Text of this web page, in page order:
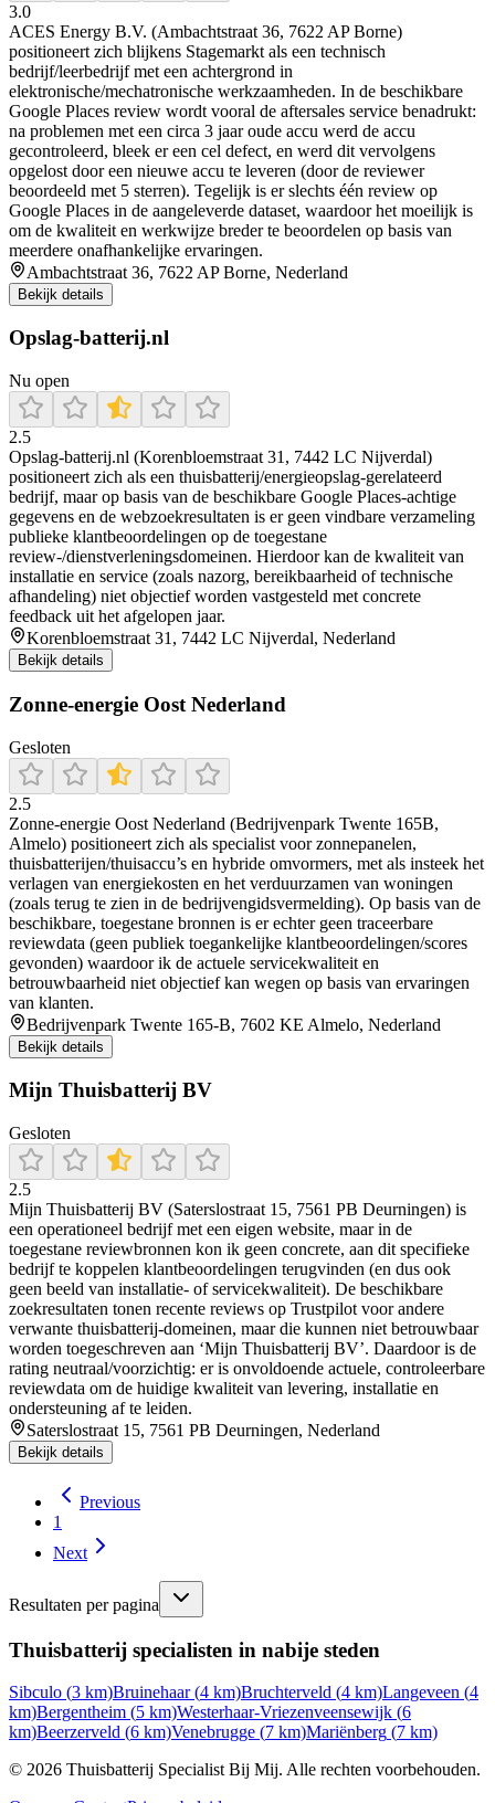
3.0
ACES Energy B.V. (Ambachtstraat 36, 7622 AP Borne)
positioneert zich blijkens Stagemarkt als een technisch
bedrijf/leerbedrijf met een achtergrond in
elektronische/mechatronische werkzaamheden. In de beschikbare
Google Places review wordt vooral de aftersales service benadrukt:
na problemen met een circa 3 jaar oude accu werd de accu
gecontroleerd, bleek er een cel defect, en werd dit vervolgens
opgelost door een nieuwe accu te leveren (door de reviewer
beoordeeld met 5 sterren). Tegelijk is er slechts één review op
Google Places in de aangeleverde dataset, waardoor het moeilijk is
om de kwaliteit en werkwijze breder te beoordelen op basis van
meerdere onafhankelijke ervaringen.
Ambachtstraat 36, 7622 AP Borne, Nederland
Bekijk details
Opslag-batterij.nl
Nu open
2.5
Opslag-batterij.nl (Korenbloemstraat 31, 7442 LC Nijverdal)
positioneert zich als een thuisbatterij/energieopslag-gerelateerd
bedrijf, maar op basis van de beschikbare Google Places-achtige
gegevens en de webzoekresultaten is er geen vindbare verzameling
publieke klantbeoordelingen op de toegestane
review-/dienstverleningsdomeinen. Hierdoor kan de kwaliteit van
installatie en service (zoals nazorg, bereikbaarheid of technische
afhandeling) niet objectief worden vastgesteld met concrete
feedback uit het afgelopen jaar.
Korenbloemstraat 31, 7442 LC Nijverdal, Nederland
Bekijk details
Zonne-energie Oost Nederland
Gesloten
2.5
Zonne-energie Oost Nederland (Bedrijvenpark Twente 165B,
Almelo) positioneert zich als specialist voor zonnepanelen,
thuisbatterijen/thuisaccu’s en hybride omvormers, met als insteek het
verlagen van energiekosten en het verduurzamen van woningen
(zoals terug te zien in de bedrijvengidsvermelding). Op basis van de
beschikbare, toegestane bronnen is er echter geen traceerbare
reviewdata (geen publiek toegankelijke klantbeoordelingen/scores
gevonden) waardoor ik de actuele servicekwaliteit en
betrouwbaarheid niet objectief kan wegen op basis van ervaringen
van klanten.
Bedrijvenpark Twente 165-B, 7602 KE Almelo, Nederland
Bekijk details
Mijn Thuisbatterij BV
Gesloten
2.5
Mijn Thuisbatterij BV (Saterslostraat 15, 7561 PB Deurningen) is
een operationeel bedrijf met een eigen website, maar in de
toegestane reviewbronnen kon ik geen concrete, aan dit specifieke
bedrijf te koppelen klantbeoordelingen terugvinden (en dus ook
geen beeld van installatie- of servicekwaliteit). De beschikbare
zoekresultaten tonen recente reviews op Trustpilot voor andere
verwante thuisbatterij-domeinen, maar die kunnen niet betrouwbaar
worden toegeschreven aan ‘Mijn Thuisbatterij BV’. Daardoor is de
rating neutraal/voorzichtig: er is onvoldoende actuele, controleerbare
reviewdata om de huidige kwaliteit van levering, installatie en
ondersteuning af te leiden.
Saterslostraat 15, 7561 PB Deurningen, Nederland
Bekijk details
Previous
1
Next
Resultaten per pagina
Thuisbatterij specialisten in nabije steden
Sibculo (3 km)Bruinehaar(4 km)Bruchterveld (4 km)Langeveen (4
km)Bergentheim (5 km)Westerhaar-Vriezenveensewijk (6
km)Beerzerveld (6 km)Venebrugge (7 km)Mariënberg (7 km)
© 2026 Thuisbatterij Specialist Bij Mij. Alle rechten voorbehouden.